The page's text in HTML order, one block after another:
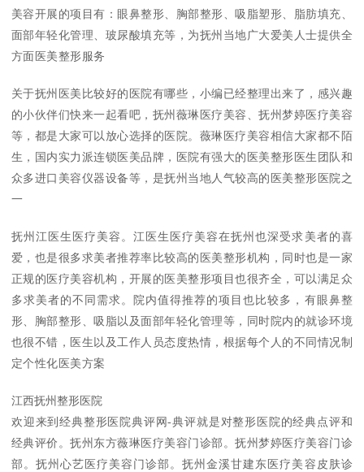
美容开展的项目有：眼鼻整形、胸部整形、吸脂塑形、脂肪填充、
面部年轻化管理、玻尿酸填充等，为抚州当地广大爱美人士提供全
方面医美整形服务
关于抚州医美比较好的医院有哪些，小编已经整理出来了，感兴趣
的小伙伴们快来一起看吧，抚州薇琳医疗美容、抚州梦婷医疗美容
等，都是大家可以放心选择的医院。薇琳医疗美容相信大家都不陌
生，国内实力派连锁医美品牌，医院有强大的医美整形医生团队和
众多进口美容仪器设备等，是抚州当地人气较高的医美整形医院之
一
抚州江医生医疗美容。江医生医疗美容在抚州也深受求美者的喜
爱，也是很多求美者推荐率比较高的医美整形机构，同时也是一家
正规的医疗美容机构，开展的医美整形项目也很齐全，可以满足众
多求美者的不同需求。院内值得推荐的项目也比较多，有眼鼻整
形、胸部整形、吸脂以及面部年轻化管理等，同时院内的就诊环境
也很不错，医生以及工作人员态度热情，根据每个人的不同情况制
定个性化医美方案
江西抚州整形医院
欢迎来到经典整形医院典评网-典评就是对整形医院的经典点评和
经典评价。抚州东方薇琳医疗美容门诊部。抚州梦婷医疗美容门诊
部。抚州心艺医疗美容门诊部。抚州金溪甘建东医疗美容皮肤诊